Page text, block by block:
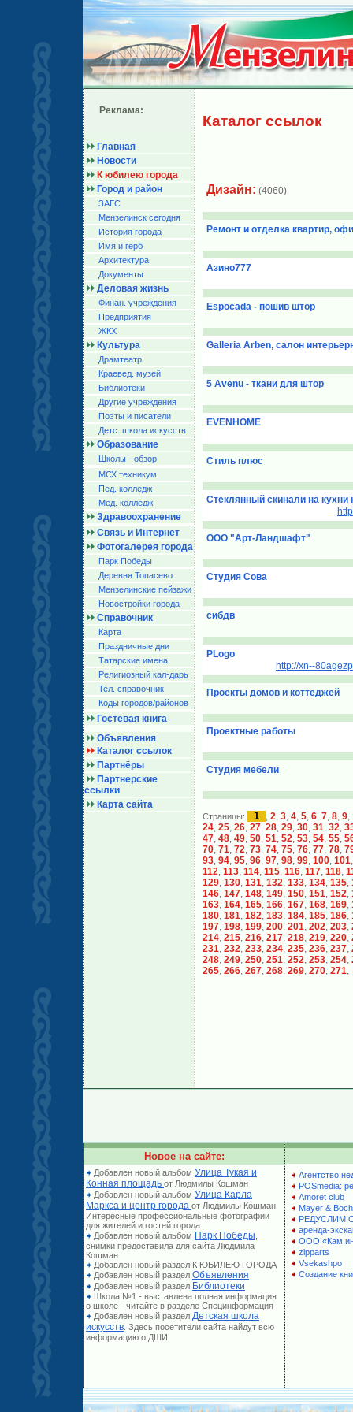
Реклама:
Главная
Новости
К юбилею города
Город и район
ЗАГС
Мензелинск сегодня
История города
Имя и герб
Архитектура
Документы
Деловая жизнь
Финан. учреждения
Предприятия
ЖКХ
Культура
Драмтеатр
Краевед. музей
Библиотеки
Другие учреждения
Поэты и писатели
Детс. школа искусств
Образование
Школы - обзор
МСХ техникум
Пед. колледж
Мед. колледж
Здравоохранение
Связь и Интернет
Фотогалерея города
Парк Победы
Деревня Топасево
Мензелинские пейзажи
Новостройки города
Справочник
Карта
Праздничные дни
Татарские имена
Религиозный кал-дарь
Тел. справочник
Коды городов/райoнов
Гостевая книга
Объявления
Каталог ссылок
Партнёры
Партнерские
ссылки
Карта сайта
Каталог ссылок
Дизайн: (4060)
Ремонт и отделка квартир,
Азино777
Espocada - пошив штор
Galleria Arben, салон
5 Avenu - ткани для штор
EVENHOME
Стиль плюс
Стеклянный скинали на кухни
ООО "Арт-Ландшафт"
Студия Сова
сибдв
PLogo
http://xn--
Проекты домов и коттеджей
Проектные работы
Студия мебели
Страницы: 1 , 2, 3, 4, 5, 6, 7, 8, 9,
24, 25, 26, 27, 28, 29, 30, 31, 32,
47, 48, 49, 50, 51, 52, 53, 54, 55,
70, 71, 72, 73, 74, 75, 76, 77, 78,
93, 94, 95, 96, 97, 98, 99, 100, 101
112, 113, 114, 115, 116, 117, 118,
129, 130, 131, 132, 133, 134, 135,
146, 147, 148, 149, 150, 151, 152,
163, 164, 165, 166, 167, 168, 169,
180, 181, 182, 183, 184, 185, 186,
197, 198, 199, 200, 201, 202, 203,
214, 215, 216, 217, 218, 219, 220,
231, 232, 233, 234, 235, 236, 237,
248, 249, 250, 251, 252, 253, 254,
265, 266, 267, 268, 269, 270, 271,
Новое на сайте:
Добавлен новый альбом Улица Тукая и
Конная площадь от Людмилы Кошман
Добавлен новый альбом Улица Карла
Маркса и центр города от Людмилы Кошман.
Интересные профессиональные фотографии
для жителей и гостей города
Добавлен новый альбом Парк Победы
снимки предоставила для сайта Людмила
Кошман
Добавлен новый раздел К ЮБИЛЕЮ ГОРОДА
Добавлен новый раздел Объявления
Добавлен новый раздел Библиотеки
Школа №1 - выставлена полная информация
о школе - читайте в разделе Специнформация
Добавлен новый раздел Детская школа
искусств . Здесь посетители сайта найдут всю
информацию о ДШИ
Агентство
POSmedia:
Amoret club
Mayer & Boch
РЕДУСЛИМ
аренда-
ООО
zipparts
Vsekashpo
Создание